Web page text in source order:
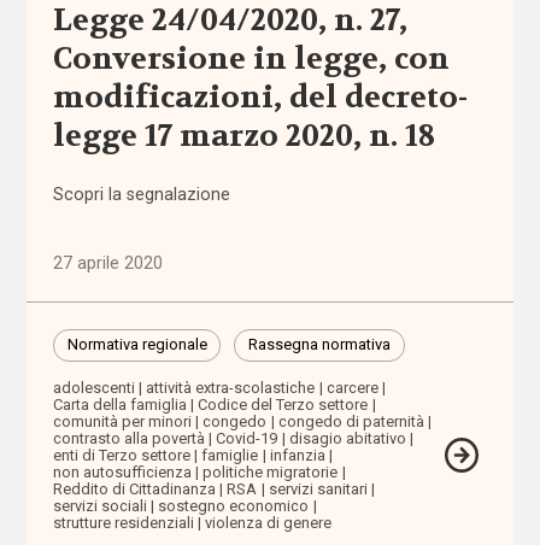
Normativa
regionale
Punti
Spazio ai
promotori
Tutti
i tag
abbandono
scolastico
Legge 24/04/2020, n. 27,
Conversione in legge, con
modificazioni, del decreto-
legge 17 marzo 2020, n. 18
Scopri la segnalazione
27 aprile 2020
Normativa regionale Rassegna normativa
adolescenti attività extra-scolastiche
carcere
Carta della famiglia
Codice del Terzo settore
comunità per minori
congedo
congedo di paternità
contrasto alla povertà
Covid-19
disagio abitativo
enti di Terzo settore
famiglie
infanzia
non autosufficienza
politiche migratorie
Reddito di Cittadinanza
RSA
servizi sanitari
servizi sociali
sostegno economico
strutture residenziali
violenza di genere